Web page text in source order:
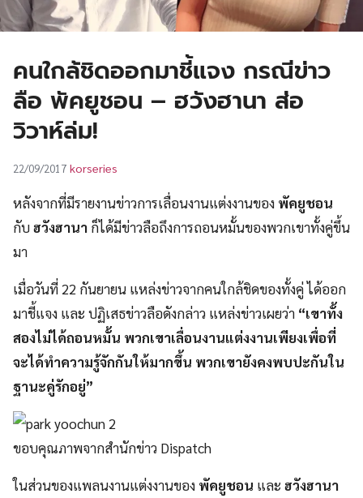
คนใกล้ชิดออกมาชี้แจง กรณีข่าว
ลือ พัคยูชอน – ฮวังฮานา ส่อ
วิวาห์ล่ม!
22/09/2017 korseries
หลังจากที่มีรายงานข่าวการเลื่อนงานแต่งงานของ พัคยูชอน
กับฮวังฮานา ก็ได้มีข่าวลือถึงการถอนหมั้นของพวกเขาทั้งคู่ขึ้น
มา
เมื่อวันที่ 22 กันยายน แหล่งข่าวจากคนใกล้ชิดของทั้งคู่ ได้ออก
มาชี้แจง และ ปฏิเสธข่าวลือดังกล่าว แหล่งข่าวเผยว่า “เขาทั้ง
สองไม่ได้ถอนหมั้น พวกเขาเลื่อนงานแต่งงานเพียงเพื่อที่
จะได้ทำความรู้จักกันให้มากขึ้น พวกเขายังคงพบปะกันใน
ฐานะคู่รักอยู่”
ขอบคุณภาพจากสำนักข่าว Dispatch
ในส่วนของแพลนงานแต่งงานของ พัคยูชอน และ ฮวังฮานา